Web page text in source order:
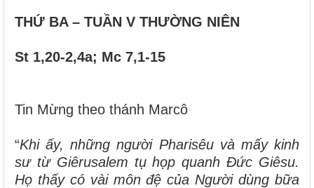
THỨ BA – TUẦN V THƯỜNG NIÊN
St 1,20-2,4a; Mc 7,1-15
Tin Mừng theo thánh Marcô
“Khi ấy, những người Pharisêu và mấy kinh
sư từ Giêrusalem tụ họp quanh Đức Giêsu.
Họ thấy có vài môn đệ của Người dùng bữa